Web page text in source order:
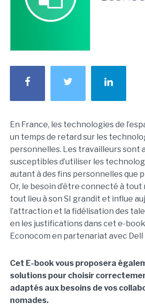
En France, les technologies de
un temps de retard sur les
personnelles. Les travailleurs sont
susceptibles d’utiliser les
autant à des fins personnelles que
Or, le besoin d’être connecté à
tout lieu à son SI grandit et influe
l’attraction et la fidélisation des
en les justifications dans cet e-
Econocom en partenariat avec Dell
Cet E-book vous proposera
solutions pour choisir
adaptés aux besoins de vos
nomades.